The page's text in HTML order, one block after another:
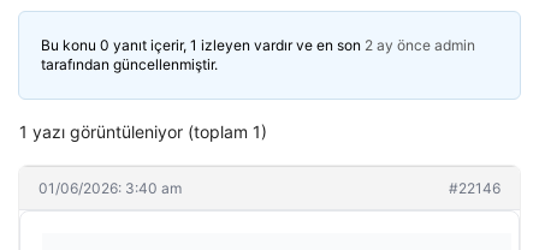
Bu konu 0 yanıt içerir, 1 izleyen vardır ve en son 2 ay önce admin
tarafından güncellenmiştir.
1 yazı görüntüleniyor (toplam 1)
01/06/2026: 3:40 am #22146